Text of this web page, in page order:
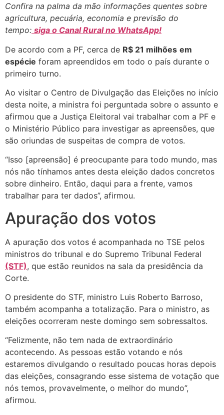
Confira na palma da mão informações quentes sobre
agricultura, pecuária, economia e previsão do
tempo: siga o Canal Rural no WhatsApp!
De acordo com a PF, cerca de R$ 21 milhões em
espécie foram apreendidos em todo o país durante o
primeiro turno.
Ao visitar o Centro de Divulgação das Eleições no início
desta noite, a ministra foi perguntada sobre o assunto e
afirmou que a Justiça Eleitoral vai trabalhar com a PF e
o Ministério Público para investigar as apreensões, que
são oriundas de suspeitas de compra de votos.
“Isso [apreensão] é preocupante para todo mundo, mas
nós não tínhamos antes desta eleição dados concretos
sobre dinheiro. Então, daqui para a frente, vamos
trabalhar para ter dados”, afirmou.
Apuração dos votos
A apuração dos votos é acompanhada no TSE pelos
ministros do tribunal e do Supremo Tribunal Federal
(STF), que estão reunidos na sala da presidência da
Corte.
O presidente do STF, ministro Luis Roberto Barroso,
também acompanha a totalização. Para o ministro, as
eleições ocorreram neste domingo sem sobressaltos.
“Felizmente, não tem nada de extraordinário
acontecendo. As pessoas estão votando e nós
estaremos divulgando o resultado poucas horas depois
das eleições, consagrando esse sistema de votação que
nós temos, provavelmente, o melhor do mundo”,
afirmou.